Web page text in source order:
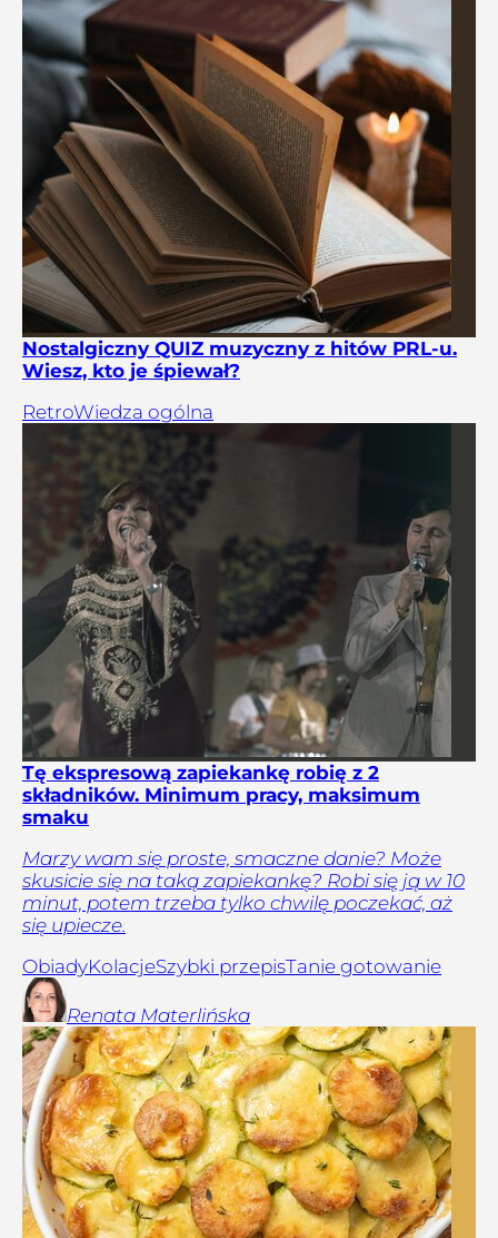
Nostalgiczny QUIZ muzyczny z hitów PRL-u.
Wiesz, kto je śpiewał?
RetroWiedza ogólna
Tę ekspresową zapiekankę robię z 2
składników. Minimum pracy, maksimum
smaku
Marzy wam się proste, smaczne danie? Może
skusicie się na taką zapiekankę? Robi się ją w 10
minut, potem trzeba tylko chwilę poczekać, aż
się upiecze.
ObiadyKolacjeSzybki przepisTanie gotowanie
Renata Materlińska